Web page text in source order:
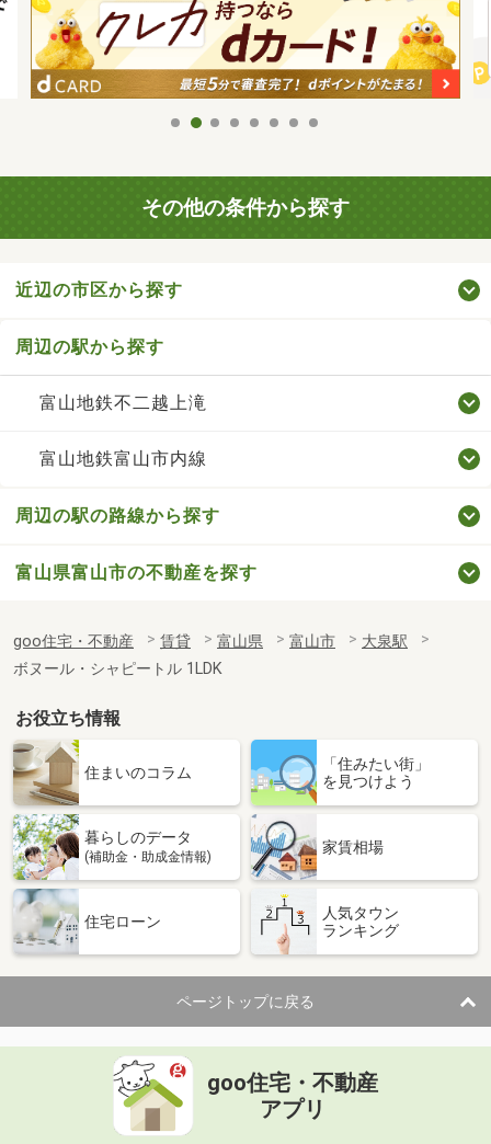
その他の条件から探す
近辺の市区から探す
周辺の駅から探す
富山地鉄不二越上滝
富山地鉄富山市内線
周辺の駅の路線から探す
富山県富山市の不動産を探す
goo住宅・不動産 賃貸 富山県 富山市
大泉駅
ボヌール・シャピートル 1LDK
お役立ち情報
住まいのコラム
「住みたい街」
を見つけよう
暮らしのデータ
(補助金・助成金情報)
家賃相場
住宅ローン
人気タウン
ランキング
ページトップに戻る
goo住宅・不動産
アプリ